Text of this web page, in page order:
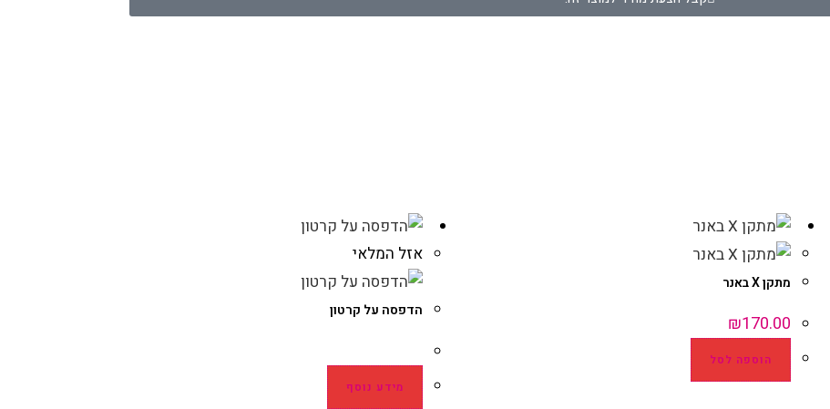
מתקן X באנר
₪170.00
הוספה לסל
אזל המלאי
הדפסה על קרטון
מידע נוסף